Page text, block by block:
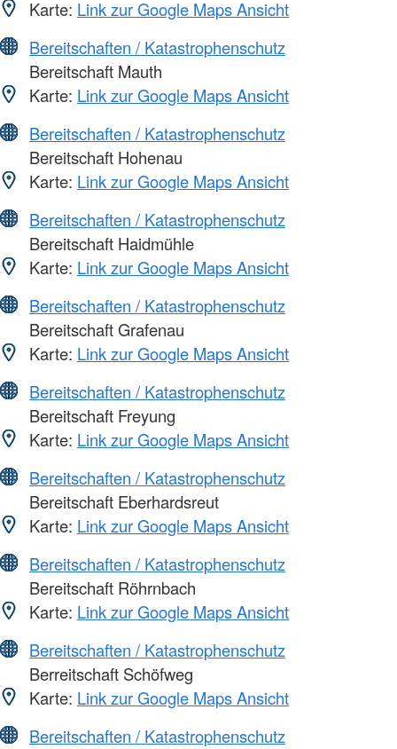
Karte: Link zur Google Maps Ansicht
Bereitschaften / Katastrophenschutz
Bereitschaft Mauth
Karte: Link zur Google Maps Ansicht
Bereitschaften / Katastrophenschutz
Bereitschaft Hohenau
Karte: Link zur Google Maps Ansicht
Bereitschaften / Katastrophenschutz
Bereitschaft Haidmühle
Karte: Link zur Google Maps Ansicht
Bereitschaften / Katastrophenschutz
Bereitschaft Grafenau
Karte: Link zur Google Maps Ansicht
Bereitschaften / Katastrophenschutz
Bereitschaft Freyung
Karte: Link zur Google Maps Ansicht
Bereitschaften / Katastrophenschutz
Bereitschaft Eberhardsreut
Karte: Link zur Google Maps Ansicht
Bereitschaften / Katastrophenschutz
Bereitschaft Röhrnbach
Karte: Link zur Google Maps Ansicht
Bereitschaften / Katastrophenschutz
Berreitschaft Schöfweg
Karte: Link zur Google Maps Ansicht
Bereitschaften / Katastrophenschutz